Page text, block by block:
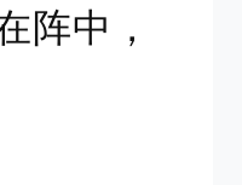
阵中，